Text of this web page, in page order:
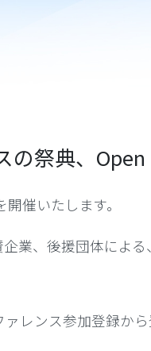
の祭典、
催いたします。
業、後援団体によ
レンス参加登録から